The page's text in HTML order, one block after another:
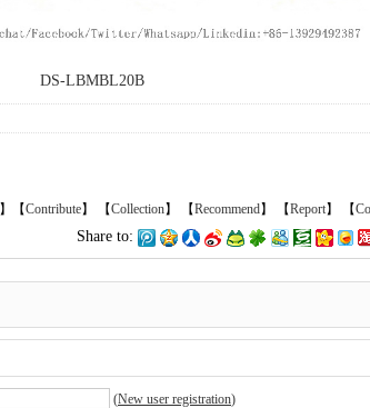
DS-LBMBL20B
】【Contribute】 【Collection】 【Recommend】 【Report】 【
Share to:
(New user registration)